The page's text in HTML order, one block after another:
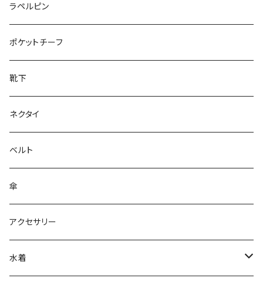
50/XL～
27cm～
28cm～
ラペルピン
ポケットチーフ
靴下
ネクタイ
ベルト
傘
アクセサリー
水着